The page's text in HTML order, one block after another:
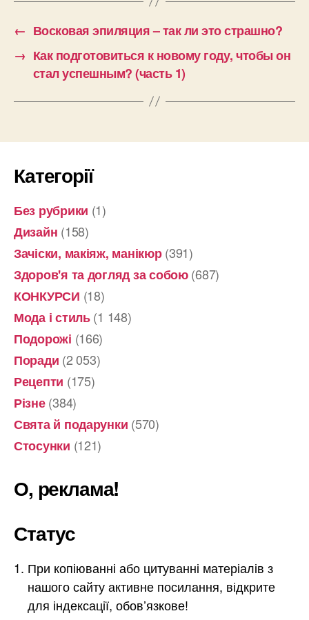
← Восковая эпиляция – так ли это страшно?
→ Как подготовиться к новому году, чтобы он
стал успешным? (часть 1)
Категорії
Без рубрики (1)
Дизайн (158)
Зачіски, макіяж, манікюр(391)
Здоров'я та догляд за собою(687)
КОНКУРСИ (18)
Мода і стиль(1 148)
Подорожі (166)
Поради (2 053)
Рецепти (175)
Різне(384)
Свята й подарунки (570)
Стосунки (121)
О, реклама!
Статус
При копіюванні або цитуванні матеріалів з
нашого сайту активне посилання, відкрите
для індексації, обов’язкове!